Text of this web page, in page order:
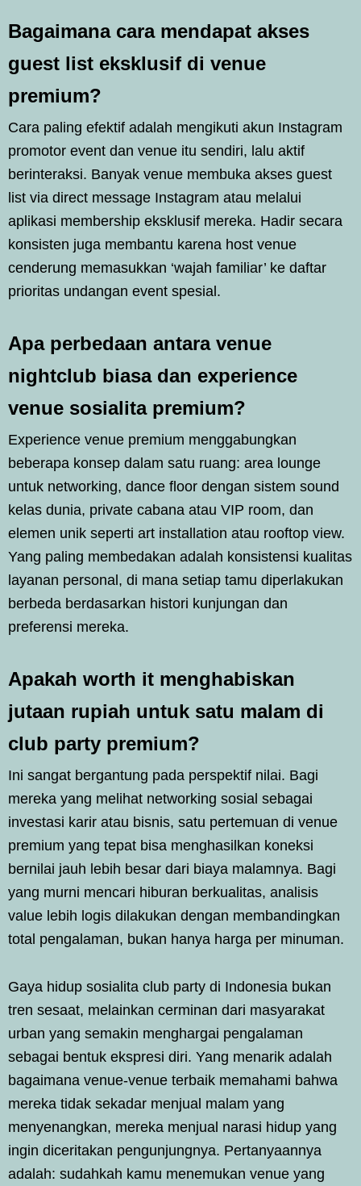
Bagaimana cara mendapat akses
guest list eksklusif di venue
premium?
Cara paling efektif adalah mengikuti akun Instagram
promotor event dan venue itu sendiri, lalu aktif
berinteraksi. Banyak venue membuka akses guest
list via direct message Instagram atau melalui
aplikasi membership eksklusif mereka. Hadir secara
konsisten juga membantu karena host venue
cenderung memasukkan ‘wajah familiar’ ke daftar
prioritas undangan event spesial.
Apa perbedaan antara venue
nightclub biasa dan experience
venue sosialita premium?
Experience venue premium menggabungkan
beberapa konsep dalam satu ruang: area lounge
untuk networking, dance floor dengan sistem sound
kelas dunia, private cabana atau VIP room, dan
elemen unik seperti art installation atau rooftop view.
Yang paling membedakan adalah konsistensi kualitas
layanan personal, di mana setiap tamu diperlakukan
berbeda berdasarkan histori kunjungan dan
preferensi mereka.
Apakah worth it menghabiskan
jutaan rupiah untuk satu malam di
club party premium?
Ini sangat bergantung pada perspektif nilai. Bagi
mereka yang melihat networking sosial sebagai
investasi karir atau bisnis, satu pertemuan di venue
premium yang tepat bisa menghasilkan koneksi
bernilai jauh lebih besar dari biaya malamnya. Bagi
yang murni mencari hiburan berkualitas, analisis
value lebih logis dilakukan dengan membandingkan
total pengalaman, bukan hanya harga per minuman.
Gaya hidup sosialita club party di Indonesia bukan
tren sesaat, melainkan cerminan dari masyarakat
urban yang semakin menghargai pengalaman
sebagai bentuk ekspresi diri. Yang menarik adalah
bagaimana venue-venue terbaik memahami bahwa
mereka tidak sekadar menjual malam yang
menyenangkan, mereka menjual narasi hidup yang
ingin diceritakan pengunjungnya. Pertanyaannya
adalah: sudahkah kamu menemukan venue yang